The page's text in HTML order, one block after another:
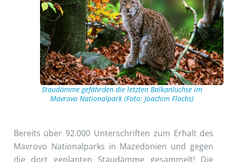
Staudämme gefährden die letzten Balkanluchse im
Mavrovo Nationalpark (Foto: Joachim Flachs)
Bereits über 92.000 Unterschriften zum Erhalt des
Mavrovo Nationalparks in Mazedonien und gegen
die dort geplanten Staudämme gesammelt! Die